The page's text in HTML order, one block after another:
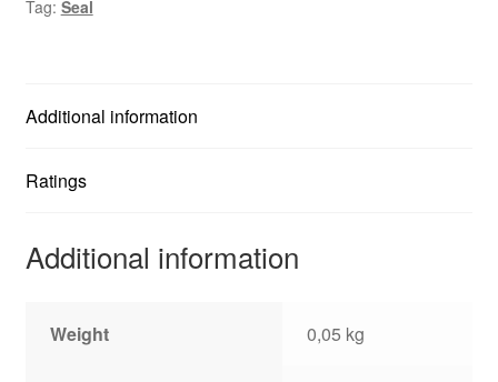
Tag: Seal
Additional information
Ratings
Additional information
Weight 0,05 kg